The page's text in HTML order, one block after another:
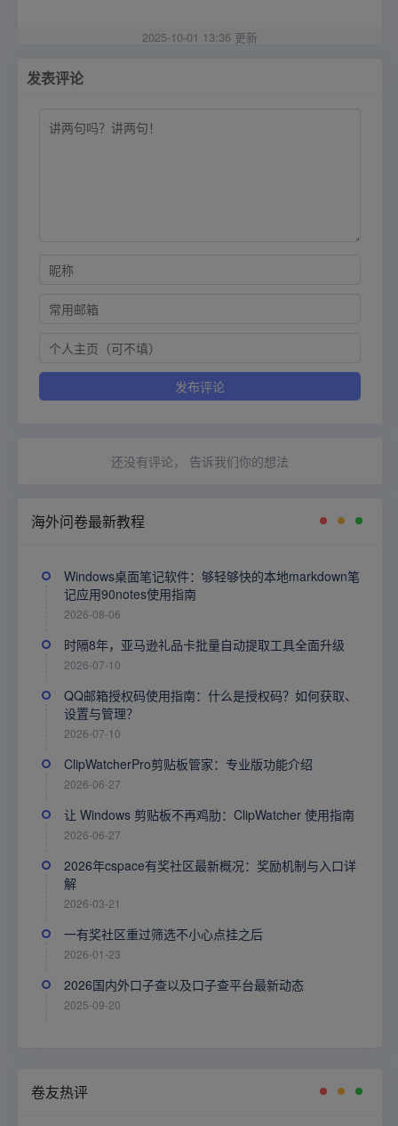
2025-10-01 13:36 更新
发表评论
还没有评论， 告诉我们你的想法
海外问卷最新教程
Windows桌面笔记软件：够轻够快的本地markdown笔
记应用90notes使用指南
2026-08-06
时隔8年，亚马逊礼品卡批量自动提取工具全面升级
2026-07-10
QQ邮箱授权码使用指南：什么是授权码？如何获取、
设置与管理？
2026-07-10
ClipWatcherPro剪贴板管家：专业版功能介绍
2026-06-27
让 Windows 剪贴板不再鸡肋：ClipWatcher 使用指南
2026-06-27
2026年cspace有奖社区最新概况：奖励机制与入口详
解
2026-03-21
一有奖社区重过筛选不小心点挂之后
2026-01-23
2026国内外口子查以及口子查平台最新动态
2025-09-20
卷友热评